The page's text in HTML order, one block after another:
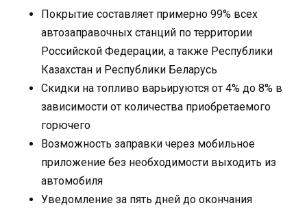
Покрытие составляет примерно 99% всех
автозаправочных станций по территории
Российской Федерации, а также Республики
Казахстан и Республики Беларусь
Скидки на топливо варьируются от 4% до 8% в
зависимости от количества приобретаемого
горючего
Возможность заправки через мобильное
приложение без необходимости выходить из
автомобиля
Уведомление за пять дней до окончания